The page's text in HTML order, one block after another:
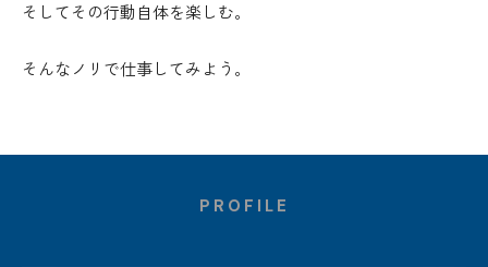
そしてその行動自体を楽しむ。
そんなノリで仕事してみよう。
PROFILE